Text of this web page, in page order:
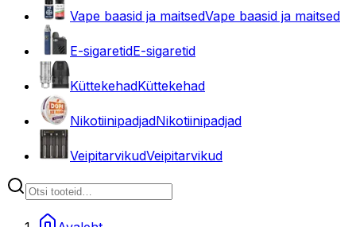
Vape baasid ja maitsedVape baasid ja maitsed
E-sigaretidE-sigaretid
KüttekehadKüttekehad
NikotiinipadjadNikotiinipadjad
VeipitarvikudVeipitarvikud